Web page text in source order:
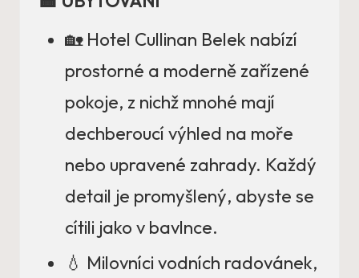
🏡 Hotel Cullinan Belek nabízí
prostorné a moderně zařízené
pokoje, z nichž mnohé mají
dechberoucí výhled na moře
nebo upravené zahrady. Každý
detail je promyšlený, abyste se
cítili jako v bavlnce.
💧 Milovníci vodních radovánek,